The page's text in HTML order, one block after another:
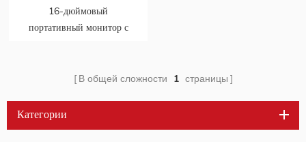
16-дюймовый
портативный монитор с
touch
В общей сложности 1 страницы
Категории